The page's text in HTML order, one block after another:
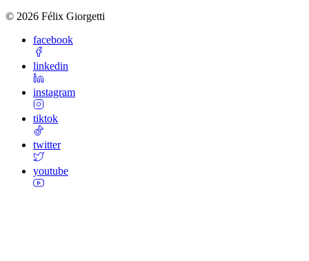
© 2026 Félix Giorgetti
facebook
linkedin
instagram
tiktok
twitter
youtube